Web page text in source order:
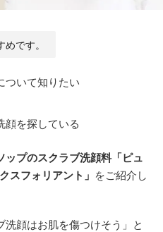
です。
ついて知りたい
顔を探している
ップのスクラブ洗顔料「ピュ
スフォリアント」 をご紹介し
顔はお肌を傷つけそう」と